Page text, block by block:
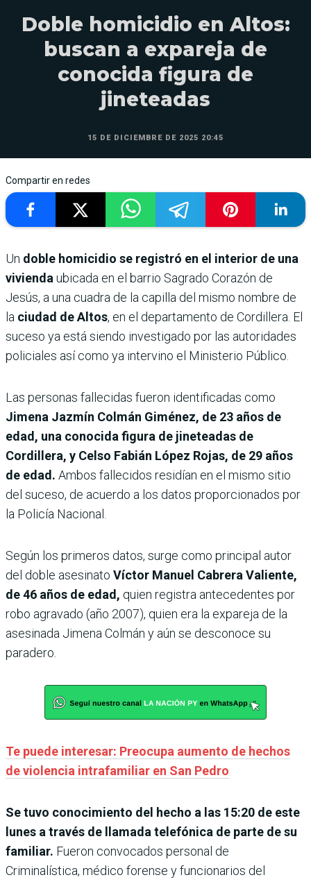
Doble homicidio en Altos:
buscan a expareja de
conocida figura de
jineteadas
15 DE DICIEMBRE DE 2025 20:45
Compartir en redes
Un doble homicidio se registró en el interior de una
viviendaubicada en el barrio Sagrado Corazón de
Jesús, a una cuadra de la capilla del mismo nombre de
la ciudad de Altos, en el departamento de Cordillera. El
suceso ya está siendo investigado por las autoridades
policiales así como ya intervino el Ministerio Público.
Las personas fallecidas fueron identificadas como
Jimena Jazmín Colmán Giménez, de 23 años de
edad, una conocida figura de jineteadas de
Cordillera, y Celso Fabián López Rojas, de 29 años
de edad. Ambos fallecidos residían en el mismo sitio
del suceso, de acuerdo a los datos proporcionados por
la Policía Nacional.
Según los primeros datos, surge como principal autor
del doble asesinato Víctor Manuel Cabrera Valiente,
de 46 años de edad, quien registra antecedentes por
robo agravado (año 2007), quien era la expareja de la
asesinada Jimena Colmán y aún se desconoce su
paradero.
Te puede interesar: Preocupa aumento de hechos
de violencia intrafamiliar en San Pedro
Se tuvo conocimiento del hecho a las 15:20 de este
lunes a través de llamada telefónica de parte de su
familiar. Fueron convocados personal de
Criminalística, médico forense y funcionarios del